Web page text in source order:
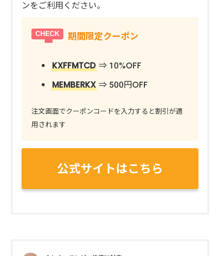
ンをご利用ください。
期間限定クーポン
KXFFMTCD ⇒ 10%OFF
MEMBERKX ⇒ 500円OFF
注文画面でクーポンコードを入力すると割引が適
用されます
公式サイトはこちら